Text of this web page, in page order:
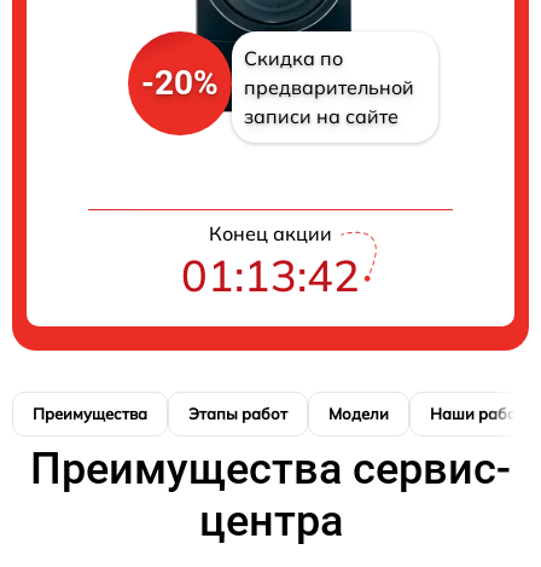
-20%
Скидка по
предварительной
записи на сайте
Конец акции
01:13:41
Преимущества Этапы работ Модели Наши работы
Преимущества сервис-
центра